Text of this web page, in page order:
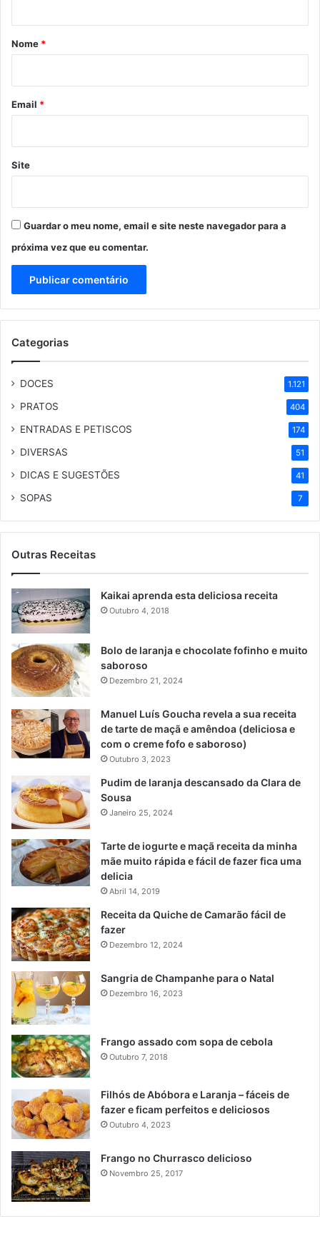
r
*
Nome *
Email *
Site
Guardar o meu nome, email e site neste navegador para a
próxima vez que eu comentar.
Categorias
DOCES 1.121
PRATOS 404
ENTRADAS E PETISCOS 174
DIVERSAS 51
DICAS E SUGESTÕES 41
SOPAS 7
Outras Receitas
Kaikai aprenda esta deliciosa receita
Outubro 4, 2018
Bolo de laranja e chocolate fofinho e muito
saboroso
Dezembro 21, 2024
Manuel Luís Goucha revela a sua receita
de tarte de maçã e amêndoa (deliciosa e
com o creme fofo e saboroso)
Outubro 3, 2023
Pudim de laranja descansado da Clara de
Sousa
Janeiro 25, 2024
Tarte de iogurte e maçã receita da minha
mãe muito rápida e fácil de fazer fica uma
delicia
Abril 14, 2019
Receita da Quiche de Camarão fácil de
fazer
Dezembro 12, 2024
Sangria de Champanhe para o Natal
Dezembro 16, 2023
Frango assado com sopa de cebola
Outubro 7, 2018
Filhós de Abóbora e Laranja – fáceis de
fazer e ficam perfeitos e deliciosos
Outubro 4, 2023
Frango no Churrasco delicioso
Novembro 25, 2017